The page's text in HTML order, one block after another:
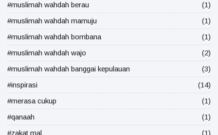
#muslimah wahdah berau
(1)
#muslimah wahdah mamuju
(1)
#muslimah wahdah bombana
(1)
#muslimah wahdah wajo
(2)
#muslimah wahdah banggai kepulauan
(3)
#inspirasi
(14)
#merasa cukup
(1)
#qanaah
(1)
#zakat mal
(1)